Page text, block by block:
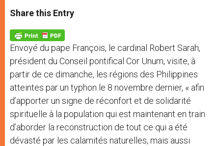
t
s
p
p
s
e
g
e
r
e
b
o
k
Share this Entry
Envoyé du pape François, le cardinal Robert Sarah,
président du Conseil pontifical Cor Unum, visite, à
partir de ce dimanche, les régions des Philippines
atteintes par un typhon le 8 novembre dernier, « afin
d’apporter un signe de réconfort et de solidarité
spirituelle à la population qui est maintenant en train
d’aborder la reconstruction de tout ce qui a été
dévasté par les calamités naturelles, mais aussi